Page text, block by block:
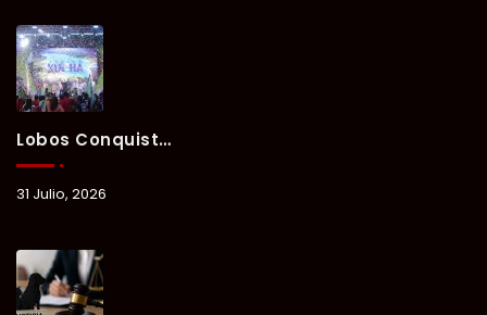
Lobos Conquista La Primera Competencia Del Verano Xul-Há 2026 En Una Noche Llena De Talento Y Energía.
31 Julio, 2026